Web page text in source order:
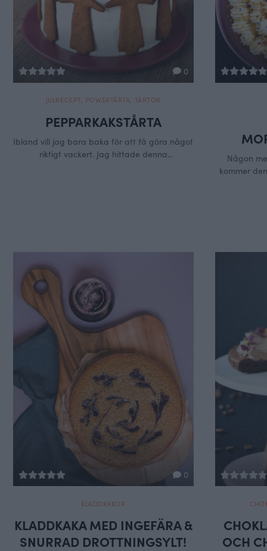
0
JULRECEPT, POWERTÅRTA, TÅRTOR
PEPPARKAKSTÅRTA
Ibland vill jag bara baka för att få göra något
riktigt vackert. Jag hittade denna
Någon
kommer
0
KLADDKAKOR
KLADDKAKA MED INGEFÄRA &
SNURRAD DROTTNINGSYLT!
OCH